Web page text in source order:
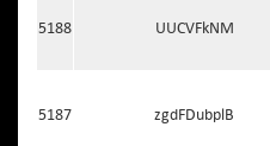
5188 UUCVFkNM
5187 zgdFDubplB